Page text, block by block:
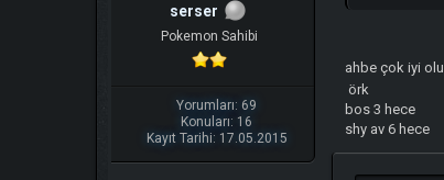
serser
Pokemon Sahibi
Yorumları: 69
Konuları: 16
Kayıt Tarihi: 17.05.2015
ahbe çok iyi
örk
bos 3 hece
shy av 6 hece